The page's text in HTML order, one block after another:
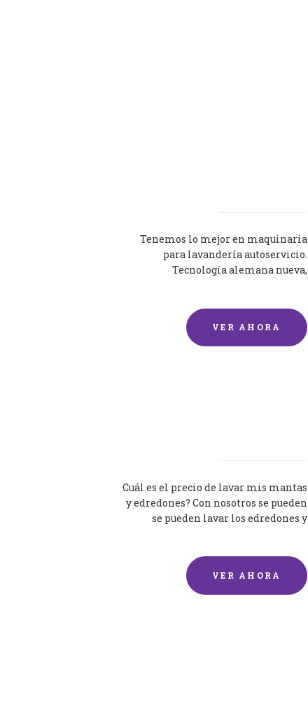
Tenemos lo mejor en maquinaria
para lavandería autoservicio.
Tecnología alemana nueva,
VER AHORA
Cuál es el precio de lavar mis mantas
y edredones? Con nosotros se pueden
se pueden lavar los edredones y
VER AHORA